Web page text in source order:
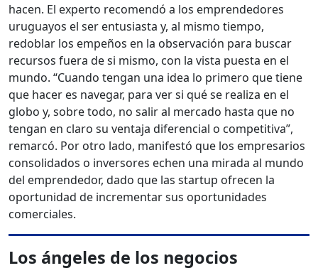
hacen. El experto recomendó a los emprendedores
uruguayos el ser entusiasta y, al mismo tiempo,
redoblar los empeños en la observación para buscar
recursos fuera de si mismo, con la vista puesta en el
mundo. “Cuando tengan una idea lo primero que tiene
que hacer es navegar, para ver si qué se realiza en el
globo y, sobre todo, no salir al mercado hasta que no
tengan en claro su ventaja diferencial o competitiva”,
remarcó. Por otro lado, manifestó que los empresarios
consolidados o inversores echen una mirada al mundo
del emprendedor, dado que las startup ofrecen la
oportunidad de incrementar sus oportunidades
comerciales.
Los ángeles de los negocios